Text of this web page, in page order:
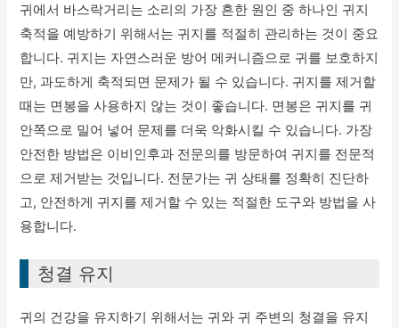
귀에서 바스락거리는 소리의 가장 흔한 원인 중 하나인 귀지
축적을 예방하기 위해서는 귀지를 적절히 관리하는 것이 중요
합니다. 귀지는 자연스러운 방어 메커니즘으로 귀를 보호하지
만, 과도하게 축적되면 문제가 될 수 있습니다. 귀지를 제거할
때는 면봉을 사용하지 않는 것이 좋습니다. 면봉은 귀지를 귀
안쪽으로 밀어 넣어 문제를 더욱 악화시킬 수 있습니다. 가장
안전한 방법은 이비인후과 전문의를 방문하여 귀지를 전문적
으로 제거받는 것입니다. 전문가는 귀 상태를 정확히 진단하
고, 안전하게 귀지를 제거할 수 있는 적절한 도구와 방법을 사
용합니다.
청결 유지
귀의 건강을 유지하기 위해서는 귀와 귀 주변의 청결을 유지